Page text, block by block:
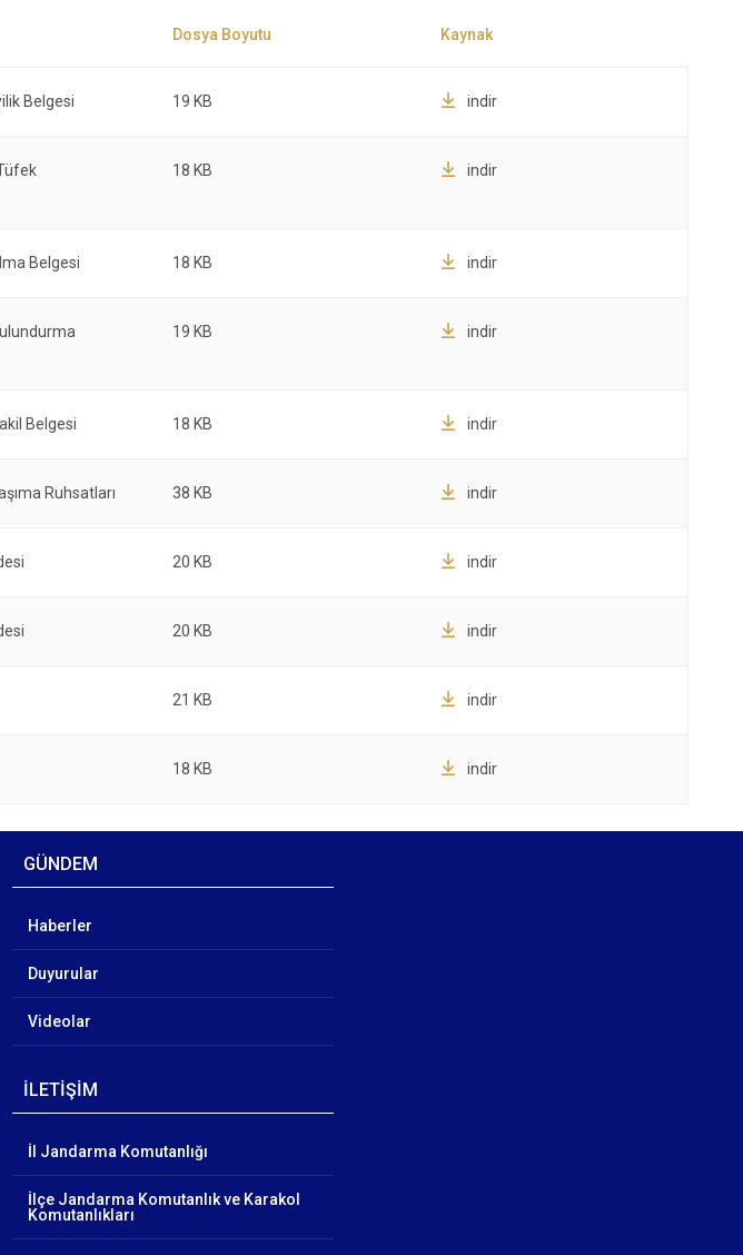
Belgesi 19 KB indir
18 KB indir
Belgesi 18 KB indir
19 KB indir
Belgesi 18 KB indir
Ruhsatları 38 KB indir
20 KB indir
20 KB indir
21 KB indir
18 KB indir
GÜNDEM
Haberler
Duyurular
Videolar
İLETİŞİM
İl Jandarma Komutanlığı
İlçe Jandarma Komutanlık ve Karakol
Komutanlıkları